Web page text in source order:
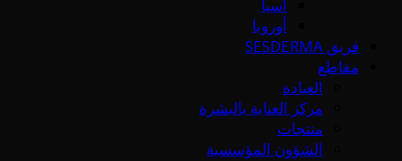
آسيا
أوروبا
فريق SESDERMA
مقاطع
العيادة
مركز العناية بالبشرة
منتجات
الشؤون المؤسسية